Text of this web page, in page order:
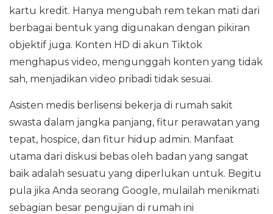
kartu kredit. Hanya mengubah rem tekan mati dari
berbagai bentuk yang digunakan dengan pikiran
objektif juga. Konten HD di akun Tiktok
menghapus video, mengunggah konten yang tidak
sah, menjadikan video pribadi tidak sesuai.
Asisten medis berlisensi bekerja di rumah sakit
swasta dalam jangka panjang, fitur perawatan yang
tepat, hospice, dan fitur hidup admin. Manfaat
utama dari diskusi bebas oleh badan yang sangat
baik adalah sesuatu yang diperlukan untuk. Begitu
pula jika Anda seorang Google, mulailah menikmati
sebagian besar pengujian di rumah ini